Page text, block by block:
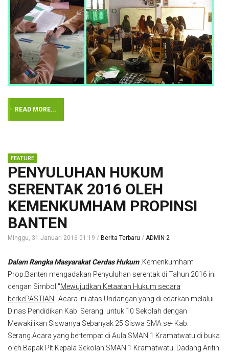
READ MORE...
PENYULUHAN HUKUM
SERENTAK 2016 OLEH
KEMENKUMHAM PROPINSI
BANTEN
Minggu, 31 Januari 2016 01:19 Berita Terbaru ADMIN 2
Dalam Rangka Masyarakat Cerdas Hukum.Kemenkumham
Prop.Banten mengadakan Penyuluhan serentak di Tahun 2016 ini
dengan Simbol "Mewujudkan Ketaatan Hukum secara
berkePASTIAN".Acara ini atas Undangan yang di edarkan melalui
Dinas Pendidikan Kab. Serang. untuk 10 Sekolah dengan
Mewakilikan Siswanya Sebanyak 25 Siswa SMA se- Kab.
Serang.Acara yang bertempat di Aula SMAN 1 Kramatwatu di buka
oleh Bapak Plt Kepala Sekolah SMAN 1 Kramatwatu. Dadang Arifin